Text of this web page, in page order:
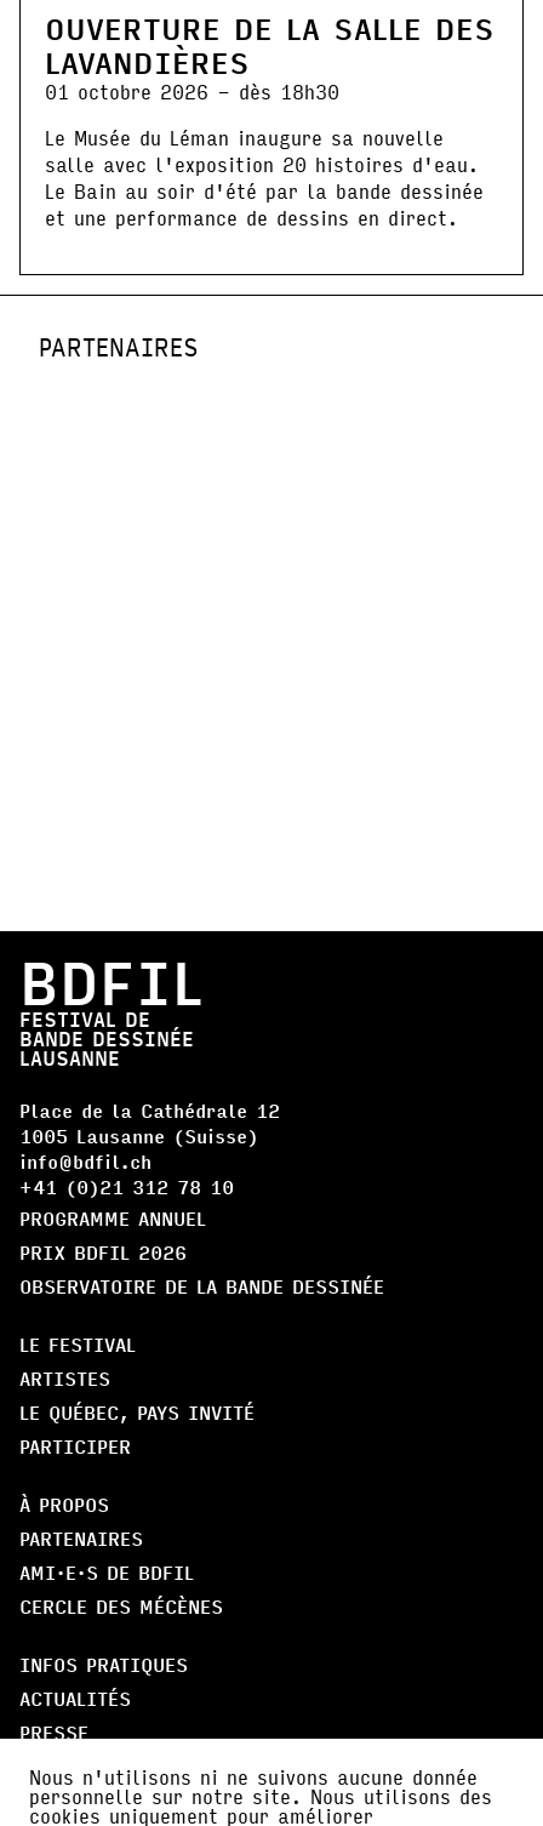
OUVERTURE DE LA SALLE DES
LAVANDIÈRES
01 octobre 2026 - dès 18h30
Le Musée du Léman inaugure sa nouvelle
salle avec l'exposition 20 histoires d'eau.
Le Bain au soir d'été par la bande dessinée
et une performance de dessins en direct.
PARTENAIRES
BDFIL
FESTIVAL DE
BANDE DESSINÉE
LAUSANNE
Place de la Cathédrale 12
1005 Lausanne (Suisse)
info@bdfil.ch
+41 (0)21 312 78 10
PROGRAMME ANNUEL
PRIX BDFIL 2026
OBSERVATOIRE DE LA BANDE DESSINÉE
LE FESTIVAL
ARTISTES
LE QUÉBEC, PAYS INVITÉ
PARTICIPER
À PROPOS
PARTENAIRES
AMI·E·S DE BDFIL
CERCLE DES MÉCÈNES
INFOS PRATIQUES
ACTUALITÉS
PRESSE
FALC
Nous n'utilisons ni ne suivons aucune donnée
personnelle sur notre site. Nous utilisons des
cookies uniquement pour améliorer